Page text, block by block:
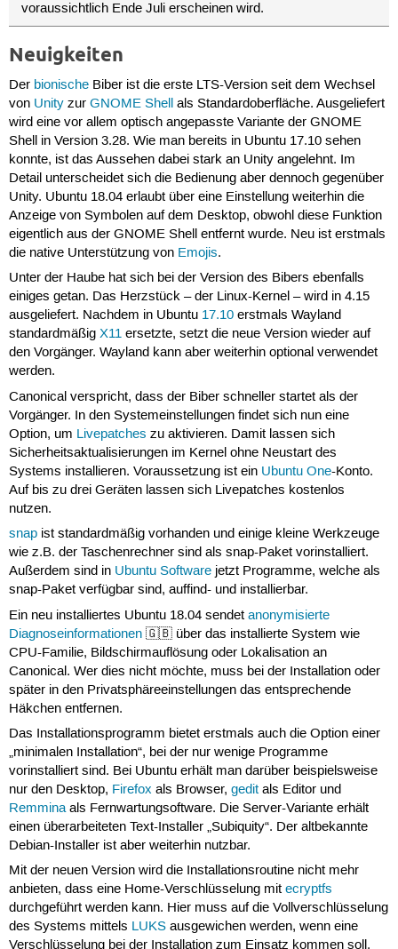
voraussichtlich Ende Juli erscheinen wird.
Neuigkeiten
Der bionischeBiber ist die erste LTS-Version seit dem Wechsel
von Unityzur GNOME Shellals Standardoberfläche. Ausgeliefert
wird eine vor allem optisch angepasste Variante der GNOME
Shell in Version 3.28. Wie man bereits in Ubuntu 17.10 sehen
konnte, ist das Aussehen dabei stark an Unity angelehnt. Im
Detail unterscheidet sich die Bedienung aber dennoch gegenüber
Unity. Ubuntu 18.04 erlaubt über eine Einstellung weiterhin die
Anzeige von Symbolen auf dem Desktop, obwohl diese Funktion
eigentlich aus der GNOME Shell entfernt wurde. Neu ist erstmals
die native Unterstützung von Emojis.
Unter der Haube hat sich bei der Version des Bibers ebenfalls
einiges getan. Das Herzstück – der Linux-Kernel – wird in 4.15
ausgeliefert. Nachdem in Ubuntu 17.10erstmals Wayland
standardmäßig X11ersetzte, setzt die neue Version wieder auf
den Vorgänger. Wayland kann aber weiterhin optional verwendet
werden.
Canonical verspricht, dass der Biber schneller startet als der
Vorgänger. In den Systemeinstellungen findet sich nun eine
Option, um Livepatches zu aktivieren. Damit lassen sich
Sicherheitsaktualisierungen im Kernel ohne Neustart des
Systems installieren. Voraussetzung ist ein Ubuntu One-Konto.
Auf bis zu drei Geräten lassen sich Livepatches kostenlos
nutzen.
snapist standardmäßig vorhanden und einige kleine Werkzeuge
wie z.B. der Taschenrechner sind als snap-Paket vorinstalliert.
Außerdem sind in Ubuntu Softwarejetzt Programme, welche als
snap-Paket verfügbar sind, auffind- und installierbar.
Ein neu installiertes Ubuntu 18.04 sendet anonymisierte
Diagnoseinformationen🇬🇧 über das installierte System wie
CPU-Familie, Bildschirmauflösung oder Lokalisation an
Canonical. Wer dies nicht möchte, muss bei der Installation oder
später in den Privatsphäreeinstellungen das entsprechende
Häkchen entfernen.
Das Installationsprogramm bietet erstmals auch die Option einer
„minimalen Installation“, bei der nur wenige Programme
vorinstalliert sind. Bei Ubuntu erhält man darüber beispielsweise
nur den Desktop, Firefox als Browser, geditals Editor und
Remminaals Fernwartungsoftware. Die Server-Variante erhält
einen überarbeiteten Text-Installer „Subiquity“. Der altbekannte
Debian-Installer ist aber weiterhin nutzbar.
Mit der neuen Version wird die Installationsroutine nicht mehr
anbieten, dass eine Home-Verschlüsselung mit ecryptfs
durchgeführt werden kann. Hier muss auf die Vollverschlüsselung
des Systems mittels LUKSausgewichen werden, wenn eine
Verschlüsselung bei der Installation zum Einsatz kommen soll.